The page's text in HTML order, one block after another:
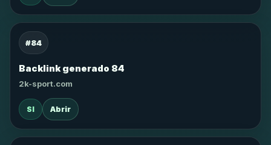
#84
Backlink generado 84
2k-sport.com
SI Abrir